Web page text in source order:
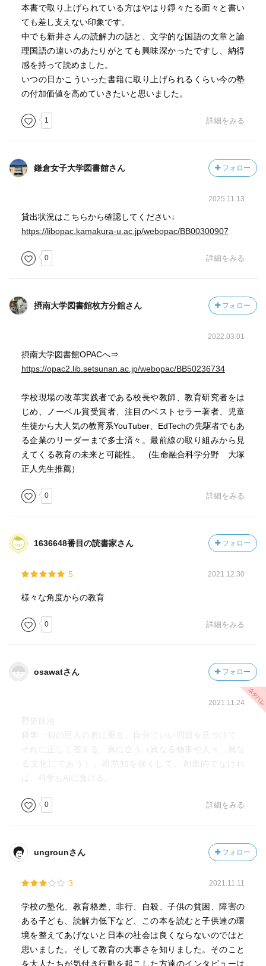
本書で取り上げられている方はやはり錚々たる面々と書い
ても差し支えない印象です。
中でも新井さんの読解力の話と、文学的な国語の文章と論
理国語の違いのあたりがとても興味深かったですし、納得
感を持って読めました。
いつの日かこういった書籍に取り上げられるくらい今の塾
の付加価値を高めていきたいと思いました。
1 詳細をみる
鎌倉女子大学図書館さん フォロー
2025.11.13
貸出状況はこちらから確認してください↓
https://libopac.kamakura-u.ac.jp/webopac/BB00300907
0 詳細をみる
摂南大学図書館枚方分館さん フォロー
2022.03.01
摂南大学図書館OPACへ⇒
https://opac2.lib.setsunan.ac.jp/webopac/BB50236734
学校現場の改革実践者である校長や教師、教育研究者をは
じめ、ノーベル賞受賞者、注目のベストセラー著者、児童
生徒から大人気の教育系YouTuber、EdTechの先駆者でもあ
る企業のリーダーまで多士済々。最前線の取り組みから見
えてくる教育の未来と可能性。 (生命融合科学分野 大塚
正人先生推薦）
0 詳細をみる
1636648番目の読書家さん フォロー
5 2021.12.30
様々な角度からの教育
0 詳細をみる
osawatさん フォロー
2021.11.24
野依良治
科学：知の巨人の肩に乗る。自分でいい問題を見つけて、
それに正しく答える。異に合う（異なる物事や人々、異な
る文化にであう）。暗黙知を強くして、創造的でなけれ
ば、科学もAIに負ける。
0 詳細をみる
ungrounさん フォロー
3 2021.11.11
学校の塾化、教育格差、非行、自殺、子供の貧困、障害の
ある子ども、読解力低下など、この本を読むと子供達の環
境を整えてあげないと日本の社会は良くならないのではと
思いました。そして教育の大事さを知りました。そのこと
を大人たちが気付き行動を起こした方達のインタビューは